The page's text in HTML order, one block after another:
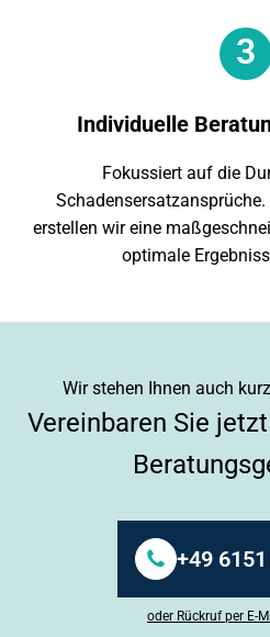
3
Individuelle
Fokussiert auf die
erstellen wir eine
optimale
Wir stehen Ihnen auch
Vereinbaren Sie
+49
oder Rückruf per E-